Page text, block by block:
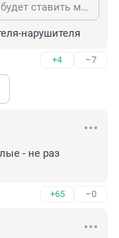
А что не так? Можеть водитель будет ставить машину согласно пдд? Ну раз поставил с нарушением, то будь готов к попадалову. Если что я не эвакуаторщик и на такие темы попадал сам. Но сам виноват, претензий к эвакуаторщикам нет. А то что гоняют, это есть такое
нарушителя
+4 –7
- не раз
+65 –0